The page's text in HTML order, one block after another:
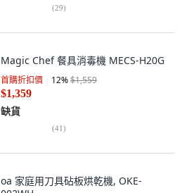
(29)
Magic Chef 餐具消毒機 MECS-H20G
首購折扣價 12%$1,559
$1,359
缺貨
(41)
oa 家庭用刀具砧板烘乾機, OKE-